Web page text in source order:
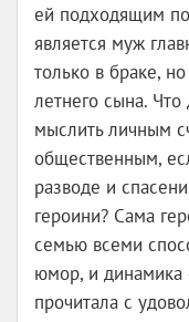
ей подходящим
является муж
только в браке,
летнего сына. Что
мыслить личным
общественным,
разводе и
героини? Сама
семью всеми
юмор, и динамика
прочитала с